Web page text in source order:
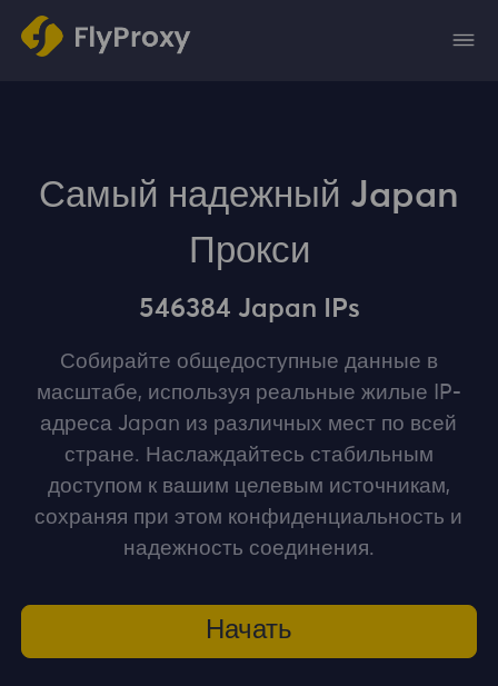
Самый надежный Japan
Прокси
546384 Japan IPs
Собирайте общедоступные данные в
масштабе, используя реальные жилые IP-
адреса Japan из различных мест по всей
стране. Наслаждайтесь стабильным
доступом к вашим целевым источникам,
сохраняя при этом конфиденциальность и
надежность соединения.
Начать